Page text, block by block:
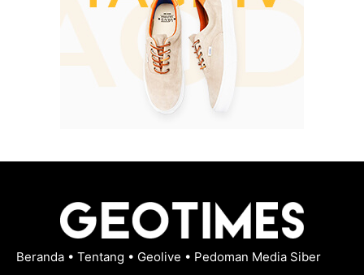
Beranda • Tentang • Geolive • Pedoman Media Siber